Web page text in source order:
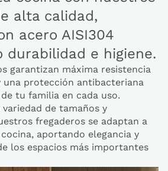
alta calidad,
acero AISI304
durabilidad e higiene.
garantizan máxima resistencia
una protección antibacteriana
tu familia en cada uso.
de tamaños y
fregaderos se adaptan a
aportando elegancia y
los espacios más importantes